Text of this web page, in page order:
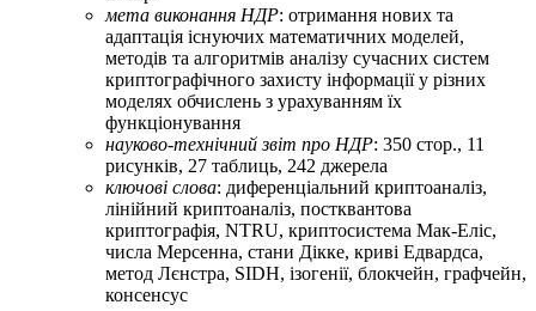
мета виконання НДР: отримання нових та
адаптація існуючих математичних моделей,
методів та алгоритмів аналізу сучасних систем
криптографічного захисту інформації у різних
моделях обчислень з урахуванням їх
функціонування
науково-технічний звіт про НДР: 350 стор., 11
рисунків, 27 таблиць, 242 джерела
ключові слова: диференціальний криптоаналіз,
лінійний криптоаналіз, постквантова
криптографія, NTRU, криптосистема Мак-Еліс,
числа Мерсенна, стани Дікке, криві Едвардса,
метод Лєнстра, SIDH, ізогенії, блокчейн, графчейн,
консенсус